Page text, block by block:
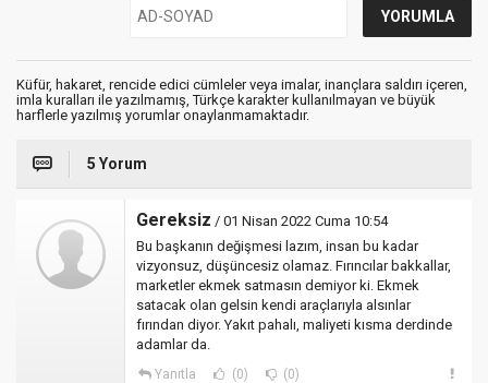
Küfür, hakaret, rencide edici cümleler veya imalar, inançlara saldırı içeren,
imla kuralları ile yazılmamış, Türkçe karakter kullanılmayan ve büyük
harflerle yazılmış yorumlar onaylanmamaktadır.
5 Yorum
Gereksiz / 01 Nisan 2022 Cuma 10:54
Bu başkanın değişmesi lazım, insan bu kadar
vizyonsuz, düşüncesiz olamaz. Fırıncılar bakkallar,
marketler ekmek satmasın demiyor ki. Ekmek
satacak olan gelsin kendi araçlarıyla alsınlar
fırından diyor. Yakıt pahalı, maliyeti kısma derdinde
adamlar da.
Yanıtla (0) (0)